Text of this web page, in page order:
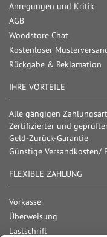
Anregungen und Kritik
AGB
Woodstore Chat
Kostenloser
Rückgabe & Reklamation
IHRE VORTEILE
Alle gängigen
Zertifizierter und
Geld-Zurück-Garantie
Günstige Versandkosten/
FLEXIBLE ZAHLUNG
Vorkasse
Überweisung
Lastschrift